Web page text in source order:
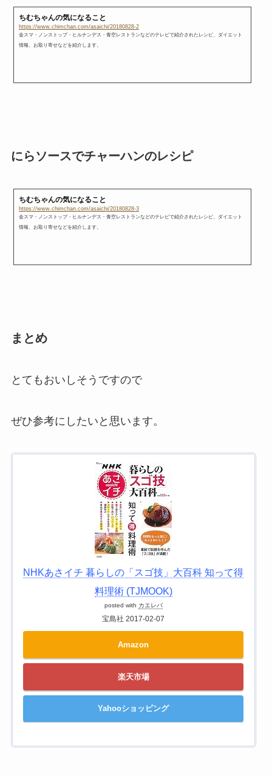
ちむちゃんの気になること
https://www.chimchan.com/asaichi/20180828-2
金スマ・ノンストップ・ヒルナンデス・青空レストランなどのテレビで紹介されたレシピ、ダイエット
情報、お取り寄せなどを紹介します。
にらソースでチャーハンのレシピ
ちむちゃんの気になること
https://www.chimchan.com/asaichi/20180828-3
金スマ・ノンストップ・ヒルナンデス・青空レストランなどのテレビで紹介されたレシピ、ダイエット
情報、お取り寄せなどを紹介します。
まとめ
とてもおいしそうですので
ぜひ参考にしたいと思います。
NHKあさイチ 暮らしの「スゴ技」大百科 知って得
料理術 (TJMOOK)
posted with カエレバ
宝島社 2017-02-07
Amazon
楽天市場
Yahooショッピング